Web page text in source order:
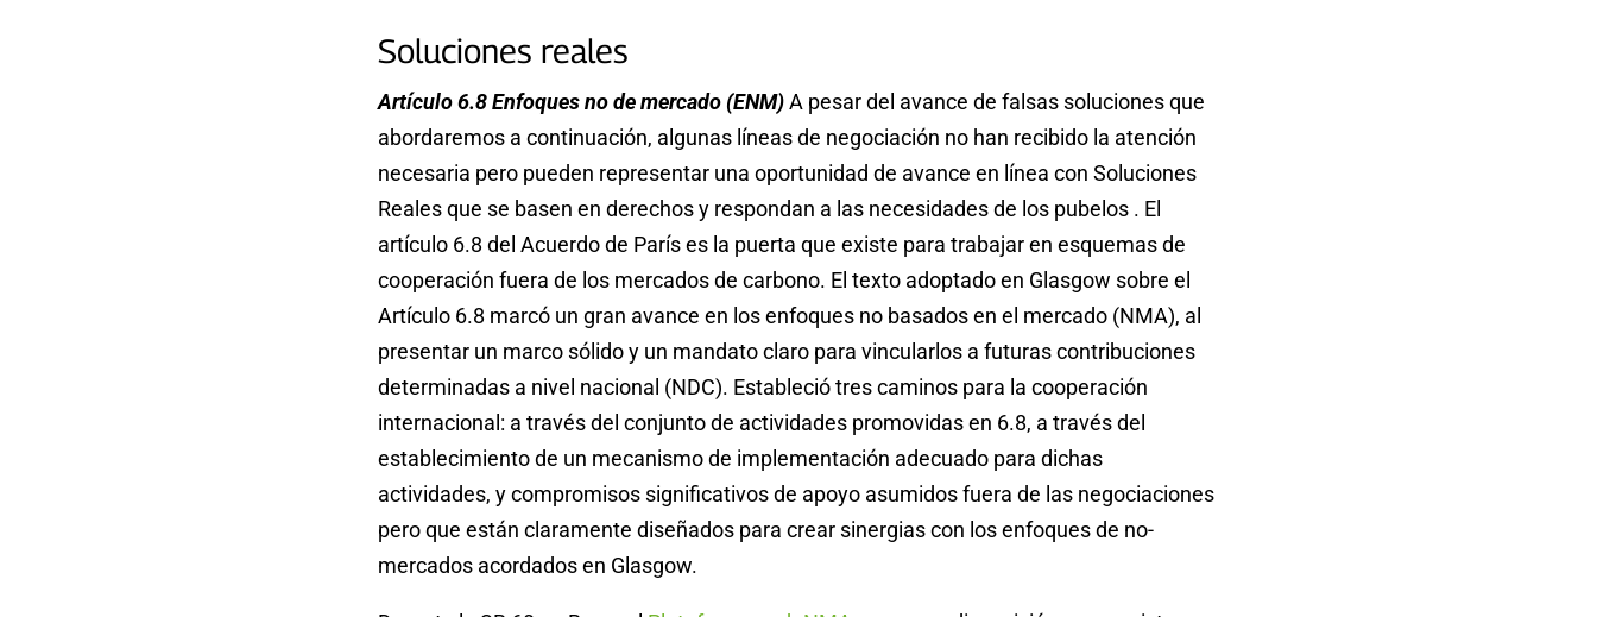
Soluciones reales
Artículo 6.8 Enfoques no de mercado (ENM)A pesar del avance de falsas soluciones que
abordaremos a continuación, algunas líneas de negociación no han recibido la atención
necesaria pero pueden representar una oportunidad de avance en línea con Soluciones
Reales que se basen en derechos y respondan a las necesidades de los pubelos . El
artículo 6.8 del Acuerdo de París es la puerta que existe para trabajar en esquemas de
cooperación fuera de los mercados de carbono. El texto adoptado en Glasgow sobre el
Artículo 6.8 marcó un gran avance en los enfoques no basados ​​en el mercado (NMA), al
presentar un marco sólido y un mandato claro para vincularlos a futuras contribuciones
determinadas a nivel nacional (NDC). Estableció tres caminos para la cooperación
internacional: a través del conjunto de actividades promovidas en 6.8, a través del
establecimiento de un mecanismo de implementación adecuado para dichas
actividades, y compromisos significativos de apoyo asumidos fuera de las negociaciones
pero que están claramente diseñados para crear sinergias con los enfoques de no-
mercados acordados en Glasgow.